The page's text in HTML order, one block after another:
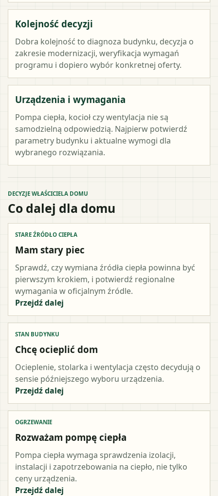
Kolejność decyzji
Dobra kolejność to diagnoza budynku, decyzja o
zakresie modernizacji, weryfikacja wymagań
programu i dopiero wybór konkretnej oferty.
Urządzenia i wymagania
Pompa ciepła, kocioł czy wentylacja nie są
samodzielną odpowiedzią. Najpierw potwierdź
parametry budynku i aktualne wymogi dla
wybranego rozwiązania.
DECYZJE WŁAŚCICIELA DOMU
Co dalej dla domu
STARE ŹRÓDŁO CIEPŁA
Mam stary piec
Sprawdź, czy wymiana źródła ciepła powinna być
pierwszym krokiem, i potwierdź regionalne
wymagania w oficjalnym źródle.
Przejdź dalej
STAN BUDYNKU
Chcę ocieplić dom
Ocieplenie, stolarka i wentylacja często decydują o
sensie późniejszego wyboru urządzenia.
Przejdź dalej
OGRZEWANIE
Rozważam pompę ciepła
Pompa ciepła wymaga sprawdzenia izolacji,
instalacji i zapotrzebowania na ciepło, nie tylko
ceny urządzenia.
Przejdź dalej